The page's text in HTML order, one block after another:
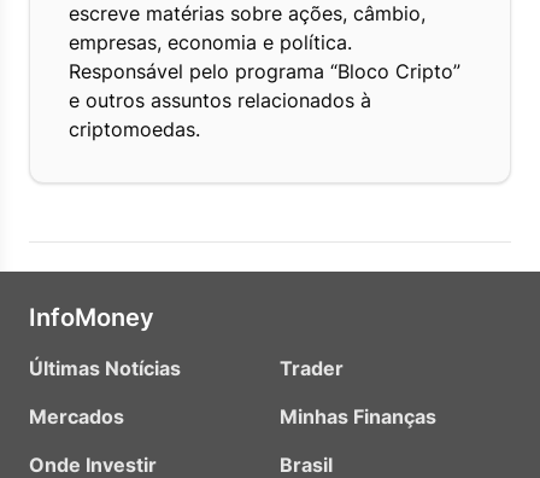
escreve matérias sobre ações, câmbio,
empresas, economia e política.
Responsável pelo programa “Bloco Cripto”
e outros assuntos relacionados à
criptomoedas.
InfoMoney
Últimas Notícias
Mercados
Onde Investir
Trader
Minhas Finanças
Brasil